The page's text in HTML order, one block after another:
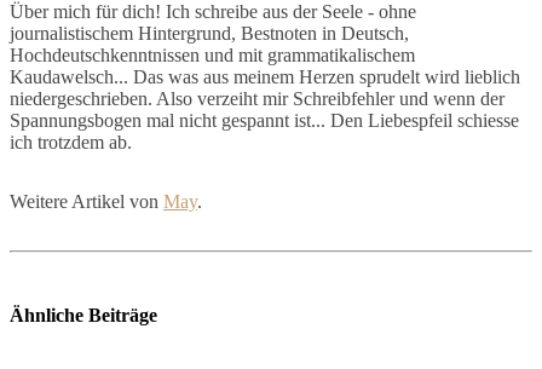
Über mich für dich! Ich schreibe aus der Seele - ohne
journalistischem Hintergrund, Bestnoten in Deutsch,
Hochdeutschkenntnissen und mit grammatikalischem
Kaudawelsch... Das was aus meinem Herzen sprudelt wird lieblich
niedergeschrieben. Also verzeiht mir Schreibfehler und wenn der
Spannungsbogen mal nicht gespannt ist... Den Liebespfeil schiesse
ich trotzdem ab.
Weitere Artikel von May.
Ähnliche Beiträge